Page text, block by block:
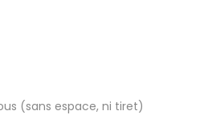
(sans espace, ni tiret)